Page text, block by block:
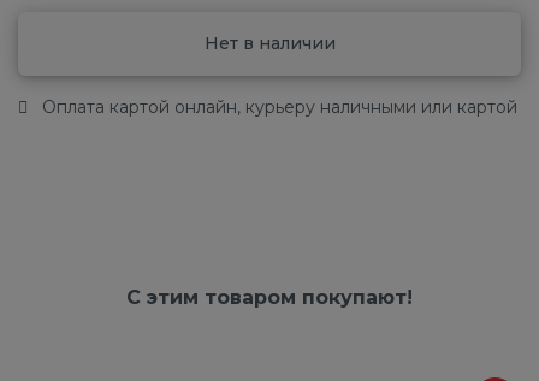
Нет в наличии
Оплата картой онлайн, курьеру наличными или картой
С этим товаром покупают!